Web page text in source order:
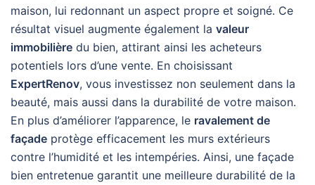
maison, lui redonnant un aspect propre et soigné. Ce
résultat visuel augmente également la valeur
immobilière du bien, attirant ainsi les acheteurs
potentiels lors d’une vente. En choisissant
ExpertRenov, vous investissez non seulement dans la
beauté, mais aussi dans la durabilité de votre maison.
En plus d’améliorer l’apparence, le ravalement de
façade protège efficacement les murs extérieurs
contre l’humidité et les intempéries. Ainsi, une façade
bien entretenue garantit une meilleure durabilité de la